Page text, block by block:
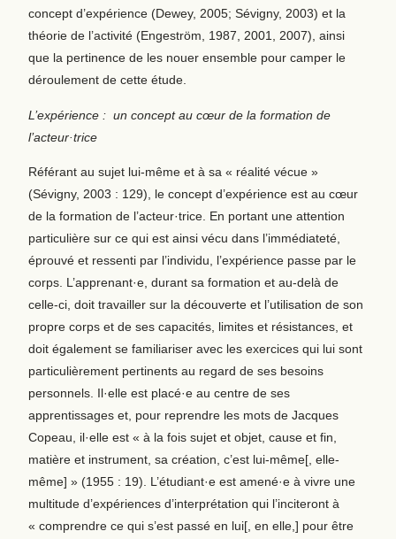
concept d’expérience (Dewey, 2005; Sévigny, 2003) et la
théorie de l’activité (Engeström, 1987, 2001, 2007), ainsi
que la pertinence de les nouer ensemble pour camper le
déroulement de cette étude.
L’expérience : un concept au cœur de la formation de
l’acteur·trice
Référant au sujet lui-même et à sa « réalité vécue »
(Sévigny, 2003 : 129), le concept d’expérience est au cœur
de la formation de l’acteur·trice. En portant une attention
particulière sur ce qui est ainsi vécu dans l’immédiateté,
éprouvé et ressenti par l’individu, l’expérience passe par le
corps. L’apprenant·e, durant sa formation et au-delà de
celle-ci, doit travailler sur la découverte et l’utilisation de son
propre corps et de ses capacités, limites et résistances, et
doit également se familiariser avec les exercices qui lui sont
particulièrement pertinents au regard de ses besoins
personnels. Il·elle est placé·e au centre de ses
apprentissages et, pour reprendre les mots de Jacques
Copeau, il·elle est « à la fois sujet et objet, cause et fin,
matière et instrument, sa création, c’est lui-même[, elle-
même] » (1955 : 19). L’étudiant·e est amené·e à vivre une
multitude d’expériences d’interprétation qui l’inciteront à
« comprendre ce qui s’est passé en lui[, en elle,] pour être